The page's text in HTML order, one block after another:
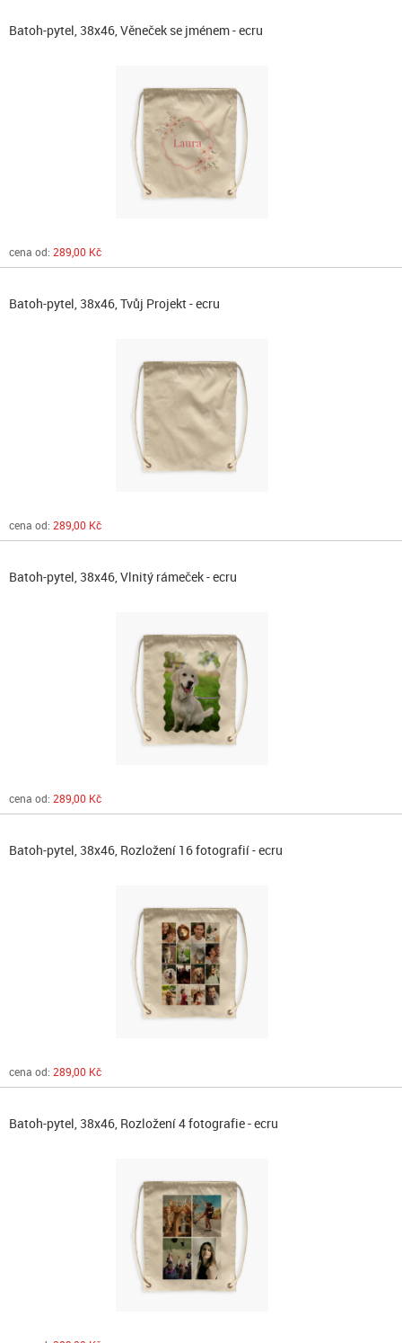
Batoh-pytel, 38x46, Věneček se jménem - ecru
cena od: 289,00 Kč
Batoh-pytel, 38x46, Tvůj Projekt - ecru
cena od: 289,00 Kč
Batoh-pytel, 38x46, Vlnitý rámeček - ecru
cena od: 289,00 Kč
Batoh-pytel, 38x46, Rozložení 16 fotografií - ecru
cena od: 289,00 Kč
Batoh-pytel, 38x46, Rozložení 4 fotografie - ecru